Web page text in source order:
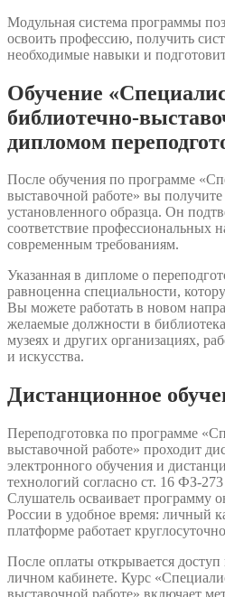
Модульная система программы
освоить профессию, получить
необходимые навыки и
Обучение
библиотечно-
дипломом
После обучения по программе
выставочной работе» вы
установленного образца. Он
соответствие профессиональных
современным требованиям.
Указанная в дипломе о
равноценна специальности,
Вы можете работать в новом
желаемые должности в
музеях и других организациях,
и искусства.
Дистанционное
Переподготовка по программе
выставочной работе» проходит
электронного обучения и
технологий согласно ст. 16 ФЗ-
Слушатель осваивает программу
России в удобное время: личный
платформе работает
После оплаты открывается
личном кабинете. Курс